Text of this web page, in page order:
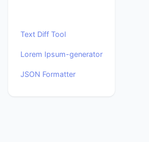
Text Diff Tool
Lorem Ipsum-generator
JSON Formatter